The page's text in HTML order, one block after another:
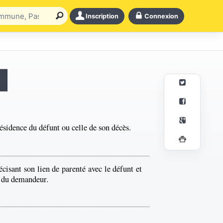
Inscription Connexion
du défunt ou celle de son décès.
son lien de parenté avec le défunt et
demandeur.